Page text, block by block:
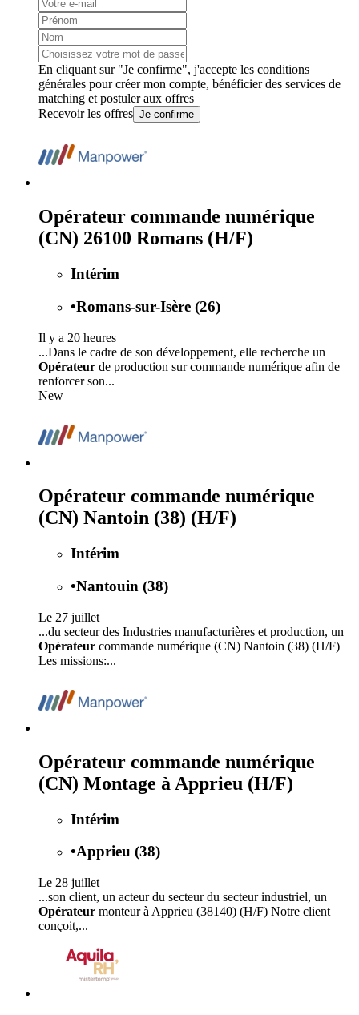
En cliquant sur "Je confirme", j'accepte les conditions
générales pour créer mon compte, bénéficier des services de
matching et postuler aux offres
Recevoir les offres Je confirme
Opérateur commande numérique
(CN) 26100 Romans (H/F)
Intérim
•Romans-sur-Isère (26)
Il y a 20 heures
...Dans le cadre de son développement, elle recherche un
Opérateur de production sur commande numérique afin de
renforcer son...
New
Opérateur commande numérique
(CN) Nantoin (38) (H/F)
Intérim
•Nantouin (38)
Le 27 juillet
...du secteur des Industries manufacturières et production, un
Opérateur commande numérique (CN) Nantoin (38) (H/F)
Les missions:...
Opérateur commande numérique
(CN) Montage à Apprieu (H/F)
Intérim
•Apprieu (38)
Le 28 juillet
...son client, un acteur du secteur du secteur industriel, un
Opérateur monteur à Apprieu (38140) (H/F) Notre client
conçoit,...